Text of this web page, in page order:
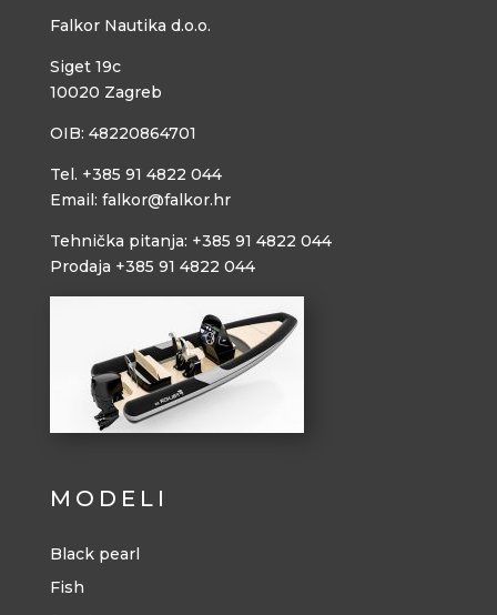
Falkor Nautika d.o.o.
Siget 19c
10020 Zagreb
OIB: 48220864701
Tel. +385 91 4822 044
Email: falkor@falkor.hr
Tehnička pitanja: +385 91 4822 044
Prodaja +385 91 4822 044
MODELI
Black pearl
Fish